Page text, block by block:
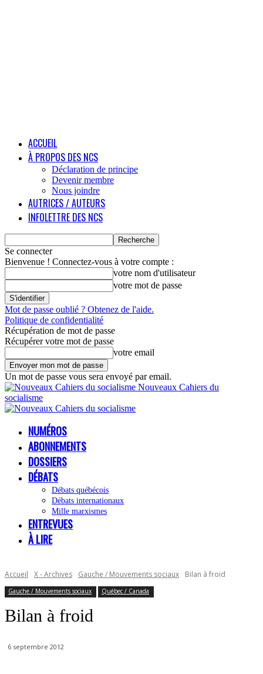
ACCUEIL
À PROPOS DES NCS
Déclaration de principe
Devenir membre
Nous joindre
AUTRICES / AUTEURS
INFOLETTRE DES NCS
Se connecter
Bienvenue ! Connectez-vous à votre compte :
votre nom d'utilisateur
votre mot de passe
Mot de passe oublié ? Obtenez de l'aide.
Politique de confidentialité
Récupération de mot de passe
Récupérer votre mot de passe
votre email
Un mot de passe vous sera envoyé par email.
Nouveaux Cahiers du
socialisme
NUMÉROS
ABONNEMENTS
DOSSIERS
DÉBATS
Débats québécois
Débats internationaux
Mille marxismes
ENTREVUES
À LIRE
Accueil X - Archives Gauche / Mouvements sociaux Bilan à froid
Gauche / Mouvements sociaux Québec / Canada
Bilan à froid
6 septembre 2012